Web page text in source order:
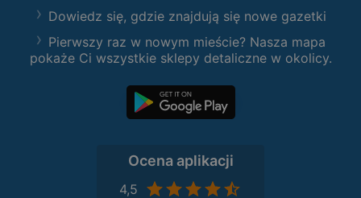
Dowiedz się, gdzie znajdują się nowe gazetki
Pierwszy raz w nowym mieście? Nasza mapa
pokaże Ci wszystkie sklepy detaliczne w okolicy.
Ocena aplikacji
4,5